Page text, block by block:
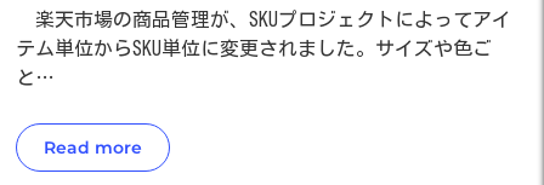
楽天市場の商品管理が、SKUプロジェクトによってアイ
テム単位からSKU単位に変更されました。サイズや色ご
と…
Read more